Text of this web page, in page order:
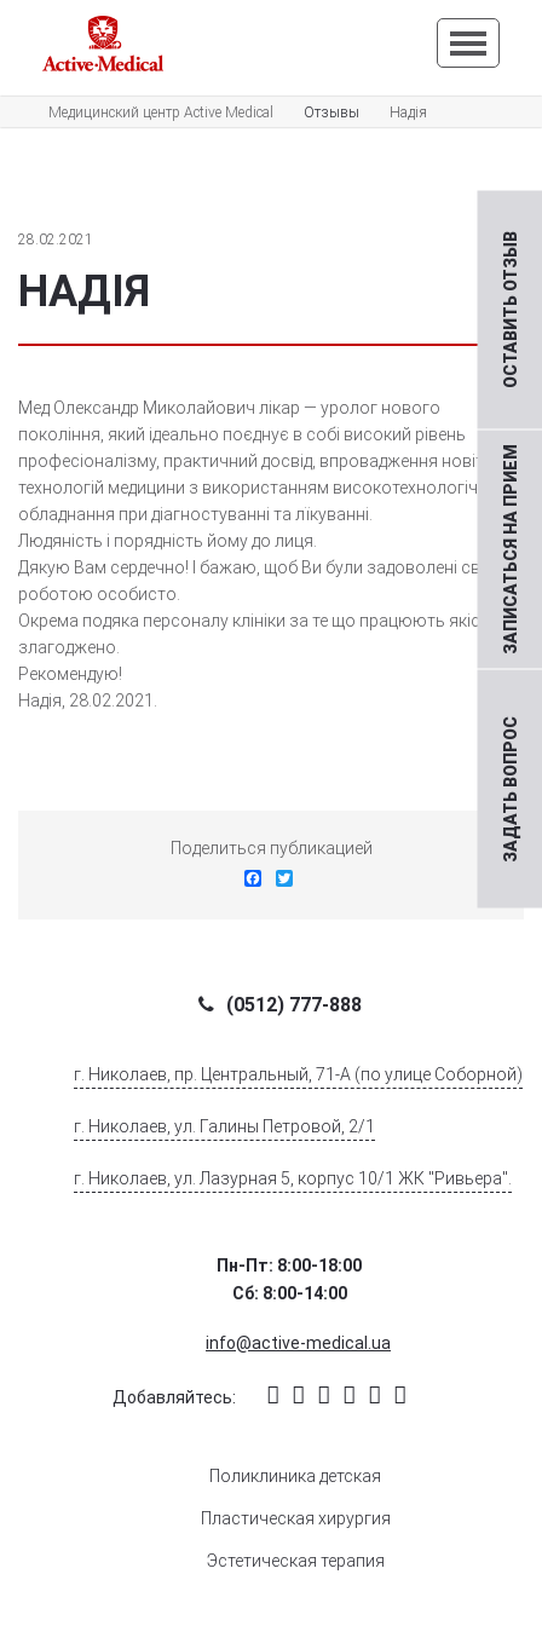
ЗАДАТЬ ВОПРОС
ЗАПИСАТЬСЯ НА ПРИЕМ
ОСТАВИТЬ ОТЗЫВ
Медицинский центр Active Medical Отзывы Надія
28.02.2021
НАДІЯ
Мед Олександр Миколайович лікар — уролог нового
покоління, який ідеально поєднує в собі високий рівень
професіоналізму, практичний досвід, впровадження новітніх
технологій медицини з використанням високотехнологічного
обладнання при діагностуванні та лїкуванні.
Людяність і порядність йому до лиця.
Дякую Вам сердечно! І бажаю, щоб Ви були задоволені своєю
роботою особисто.
Окрема подяка персоналу клініки за те що працюють якісно та
злагоджено.
Рекомендую!
Надія, 28.02.2021.
Поделиться публикацией
Facebook
(0512) 777-888
г. Николаев, пр. Центральный, 71-А (по улице Соборной)
г. Николаев, ул. Галины Петровой, 2/1
г. Николаев, ул. Лазурная 5, корпус 10/1 ЖК "Ривьера".
Пн-Пт: 8:00-18:00
Сб: 8:00-14:00
info@active-medical.ua
Добавляйтесь:
Поликлиника детская
Пластическая хирургия
Эстетическая терапия